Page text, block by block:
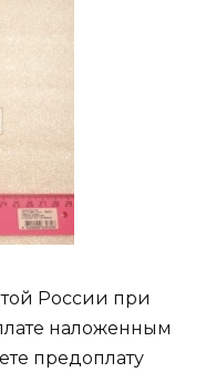
России при
наложенным
предоплату